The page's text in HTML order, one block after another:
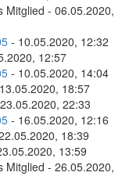
Mitglied - 06.05.2020,
- 10.05.2020, 12:32
12:57
- 10.05.2020, 14:04
18:57
22:33
- 16.05.2020, 12:16
18:39
13:59
Mitglied - 26.05.2020,